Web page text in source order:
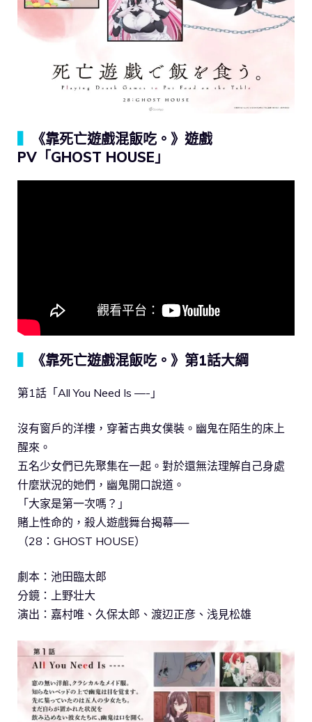
《靠死亡遊戲混飯吃。》遊戲
PV「GHOST HOUSE」
《靠死亡遊戲混飯吃。》第1話大綱
第1話「All You Need Is —-」
沒有窗戶的洋樓，穿著古典女僕裝。幽鬼在陌生的床上
醒來。
五名少女們已先聚集在一起。對於還無法理解自己身處
什麼狀況的她們，幽鬼開口說道。
「大家是第一次嗎？」
賭上性命的，殺人遊戲舞台揭幕──
（28：GHOST HOUSE）
劇本：池田臨太郎
分鏡：上野壮大
演出：嘉村唯、久保太郎、渡辺正彦、浅見松雄